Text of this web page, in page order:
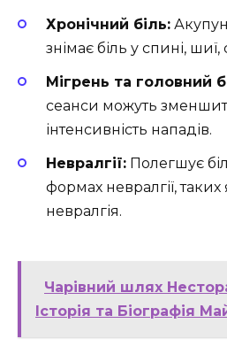
Хронічний біль:
знімає біль у спині, шиї,
Мігрень та головний
сеанси можуть
інтенсивність нападів.
Невралгії: Полегшує
формах невралгії,
невралгія.
Чарівний шлях
Історія та Біографія